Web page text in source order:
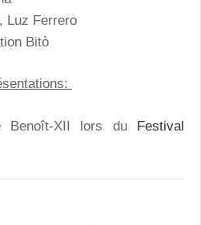
Luz Ferrero
Bitò
Benoît-XII lors du Festival